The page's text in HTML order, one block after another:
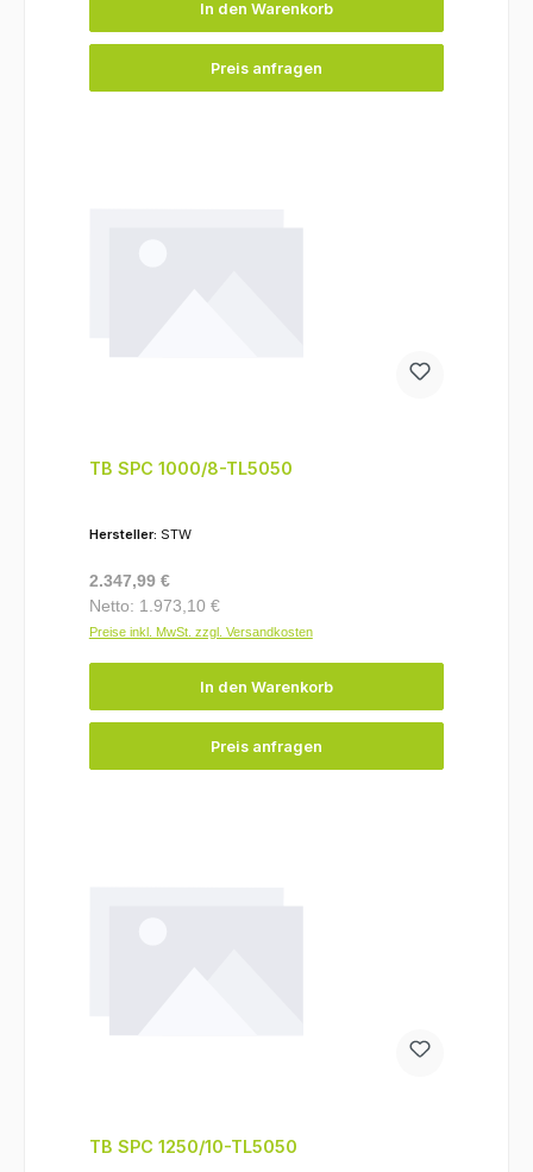
In den Warenkorb
Preis anfragen
TB SPC 1000/8-TL5050
Hersteller: STW
Regulärer Preis:
2.347,99 €
Netto: 1.973,10 €
Preise inkl. MwSt. zzgl. Versandkosten
In den Warenkorb
Preis anfragen
TB SPC 1250/10-TL5050